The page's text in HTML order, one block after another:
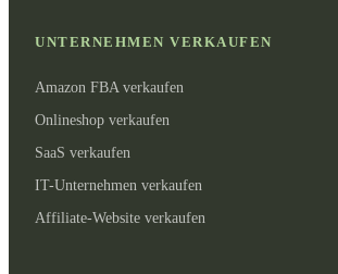
UNTERNEHMEN VERKAUFEN
Amazon FBA verkaufen
Onlineshop verkaufen
SaaS verkaufen
IT-Unternehmen verkaufen
Affiliate-Website verkaufen